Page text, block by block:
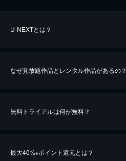
U-NEXTとは？
なぜ見放題作品とレンタル作品があるの？
無料トライアルは何が無料？
最大40%※ポイント還元とは？